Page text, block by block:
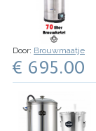
Door: Brouwmaatje
€ 695.00